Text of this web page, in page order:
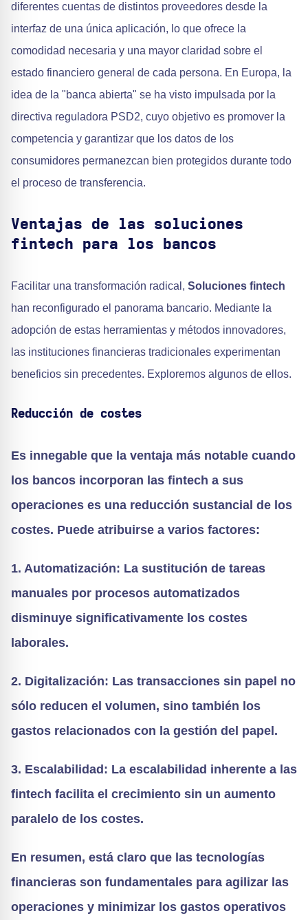
diferentes cuentas de distintos proveedores desde la
interfaz de una única aplicación, lo que ofrece la
comodidad necesaria y una mayor claridad sobre el
estado financiero general de cada persona. En Europa, la
idea de la "banca abierta" se ha visto impulsada por la
directiva reguladora PSD2, cuyo objetivo es promover la
competencia y garantizar que los datos de los
consumidores permanezcan bien protegidos durante todo
el proceso de transferencia.
Ventajas de las soluciones
fintech para los bancos
Facilitar una transformación radical, Soluciones fintech
han reconfigurado el panorama bancario. Mediante la
adopción de estas herramientas y métodos innovadores,
las instituciones financieras tradicionales experimentan
beneficios sin precedentes. Exploremos algunos de ellos.
Reducción de costes
Es innegable que la ventaja más notable cuando
los bancos incorporan las fintech a sus
operaciones es una reducción sustancial de los
costes. Puede atribuirse a varios factores:
1. Automatización: La sustitución de tareas
manuales por procesos automatizados
disminuye significativamente los costes
laborales.
2. Digitalización: Las transacciones sin papel no
sólo reducen el volumen, sino también los
gastos relacionados con la gestión del papel.
3. Escalabilidad: La escalabilidad inherente a las
fintech facilita el crecimiento sin un aumento
paralelo de los costes.
En resumen, está claro que las tecnologías
financieras son fundamentales para agilizar las
operaciones y minimizar los gastos operativos